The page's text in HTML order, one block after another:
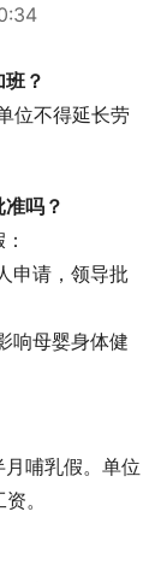
？
位不得延长劳
吗？
申请，领导批
响母婴身体健
哺乳假。单位
。